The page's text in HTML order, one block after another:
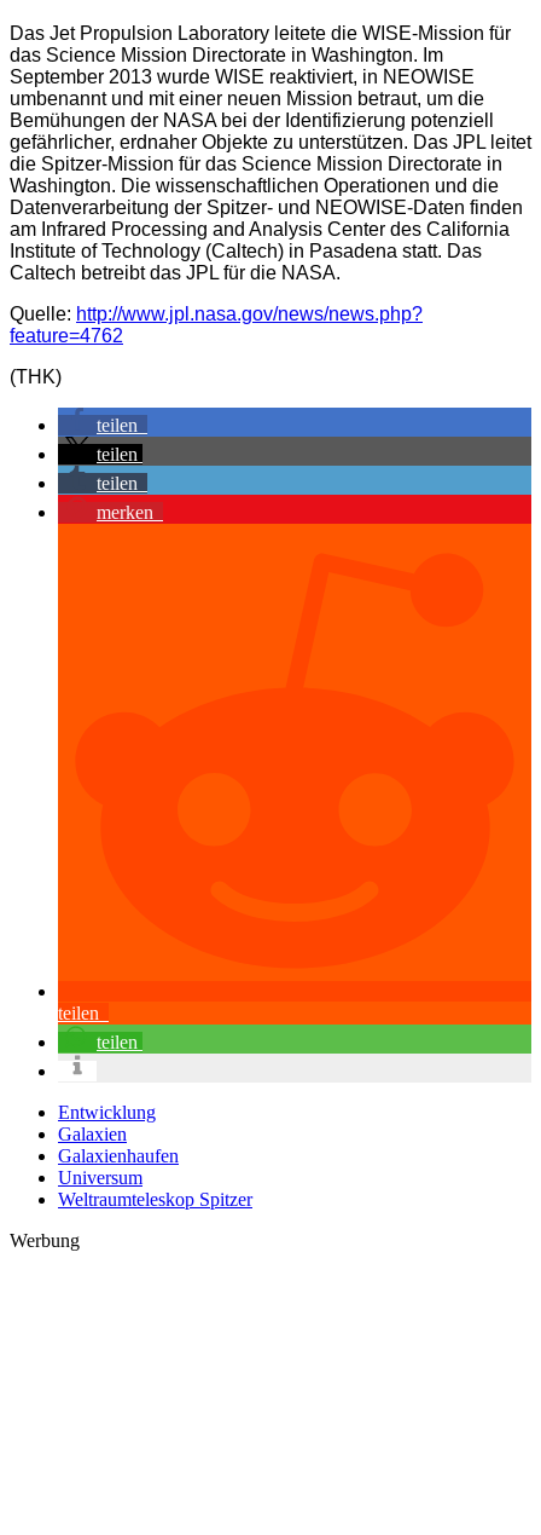
Das Jet Propulsion Laboratory leitete die WISE-Mission für
das Science Mission Directorate in Washington. Im
September 2013 wurde WISE reaktiviert, in NEOWISE
umbenannt und mit einer neuen Mission betraut, um die
Bemühungen der NASA bei der Identifizierung potenziell
gefährlicher, erdnaher Objekte zu unterstützen. Das JPL leitet
die Spitzer-Mission für das Science Mission Directorate in
Washington. Die wissenschaftlichen Operationen und die
Datenverarbeitung der Spitzer- und NEOWISE-Daten finden
am Infrared Processing and Analysis Center des California
Institute of Technology (Caltech) in Pasadena statt. Das
Caltech betreibt das JPL für die NASA.
Quelle: http://www.jpl.nasa.gov/news/news.php?
feature=4762
(THK)
teilen
teilen
teilen
merken
teilen
teilen
Entwicklung
Galaxien
Galaxienhaufen
Universum
Weltraumteleskop Spitzer
Werbung